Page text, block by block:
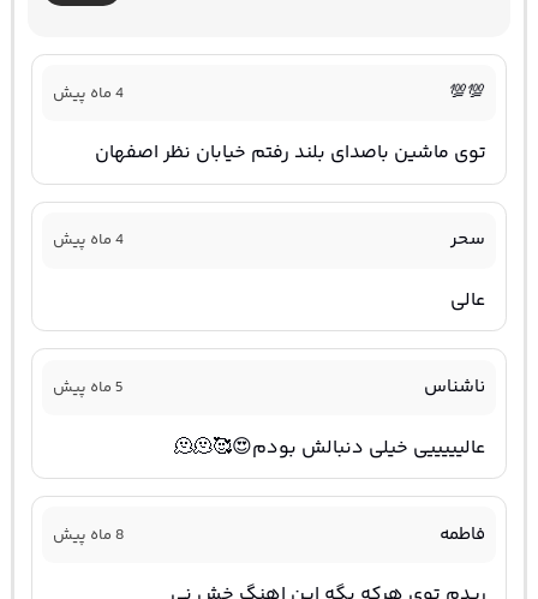
💯💯 4 ماه پیش
توی ماشین باصدای بلند رفتم خیابان نظر اصفهان
سحر 4 ماه پیش
عالی
ناشناس 5 ماه پیش
عالیییییی خیلی دنبالش بودم😍🥰🫠🫠
فاطمه 8 ماه پیش